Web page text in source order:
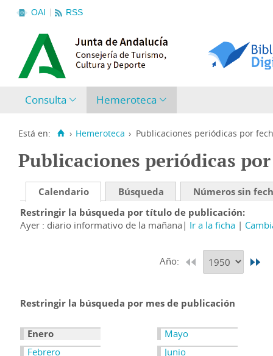
OAI RSS
Consulta Hemeroteca
Está en: › Hemeroteca › Publicaciones periódicas por
Publicaciones periódicas
Calendario Búsqueda
Números sin
Restringir la búsqueda por título de publicación
Ayer : diario informativo de la mañana
Ir a la ficha
Año:
Restringir la búsqueda por mes de publicación
Enero
Febrero
Mayo
Junio